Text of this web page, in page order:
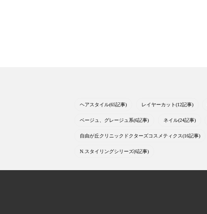
ヘアスタイル(65記事) レイヤーカット(12記事)
ベージュ、グレージュ系(6記事) ネイル(24記事)
自由が丘クリニックドクターズコスメティクス(16記事)
N.スタイリングシリーズ(6記事)